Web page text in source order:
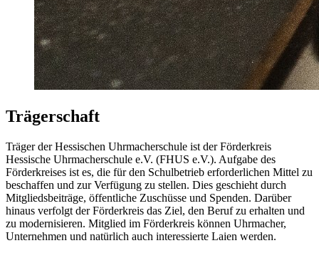
Trägerschaft
Träger der Hessischen Uhrmacherschule ist der Förderkreis
Hessische Uhrmacherschule e.V. (FHUS e.V.). Aufgabe des
Förderkreises ist es, die für den Schulbetrieb erforderlichen Mittel zu
beschaffen und zur Verfügung zu stellen. Dies geschieht durch
Mitgliedsbeiträge, öffentliche Zuschüsse und Spenden. Darüber
hinaus verfolgt der Förderkreis das Ziel, den Beruf zu erhalten und
zu modernisieren. Mitglied im Förderkreis können Uhrmacher,
Unternehmen und natürlich auch interessierte Laien werden.